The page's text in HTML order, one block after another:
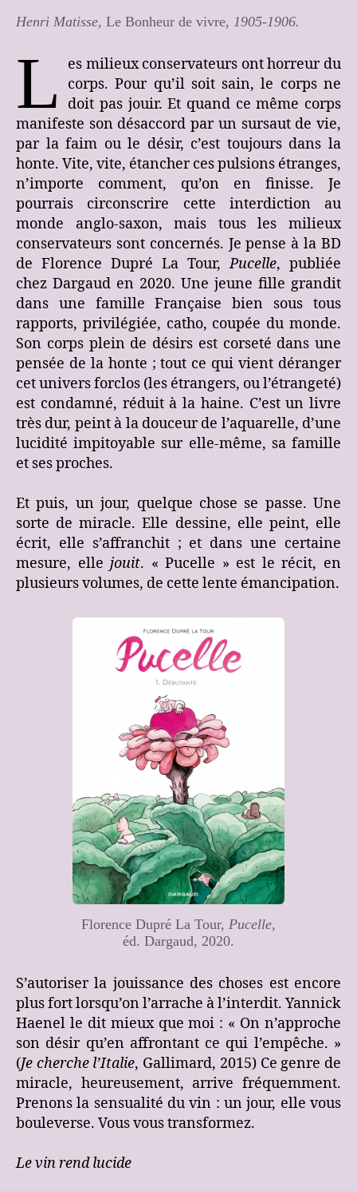
Henri Matisse, Le Bonheur de vivre, 1905-1906.
L
es milieux conservateurs ont horreur du
corps. Pour qu’il soit sain, le corps ne
doit pas jouir. Et quand ce même corps
manifeste son désaccord par un sursaut de vie,
par la faim ou le désir, c’est toujours dans la
honte. Vite, vite, étancher ces pulsions étranges,
n’importe comment, qu’on en finisse. Je
pourrais circonscrire cette interdiction au
monde anglo-saxon, mais tous les milieux
conservateurs sont concernés. Je pense à la BD
de Florence Dupré La Tour,Pucelle, publiée
chez Dargaud en 2020. Une jeune fille grandit
dans une famille Française bien sous tous
rapports, privilégiée, catho, coupée du monde.
Son corps plein de désirs est corseté dans une
pensée de la honte ; tout ce qui vient déranger
cet univers forclos (les étrangers, ou l’étrangeté)
est condamné, réduit à la haine. C’est un livre
très dur, peint à la douceur de l’aquarelle, d’une
lucidité impitoyable sur elle-même, sa famille
et ses proches.
Et puis, un jour, quelque chose se passe. Une
sorte de miracle. Elle dessine, elle peint, elle
écrit, elle s’affranchit ; et dans une certaine
mesure, ellejouit. « Pucelle » est le récit, en
plusieurs volumes, de cette lente émancipation.
Florence Dupré La Tour, Pucelle,
éd. Dargaud, 2020.
S’autoriser la jouissance des choses est encore
plus fort lorsqu’on l’arrache à l’interdit. Yannick
Haenel le dit mieux que moi : « On n’approche
son désir qu’en affrontant ce qui l’empêche. »
(Je cherche l’Italie, Gallimard, 2015) Ce genre de
miracle, heureusement, arrive fréquemment.
Prenons la sensualité du vin : un jour, elle vous
bouleverse. Vous vous transformez.
Le vin rend lucide